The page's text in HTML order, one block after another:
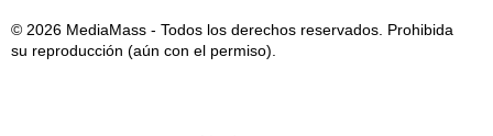
© 2026 MediaMass - Todos los derechos reservados. Prohibida
su reproducción (aún con el permiso).